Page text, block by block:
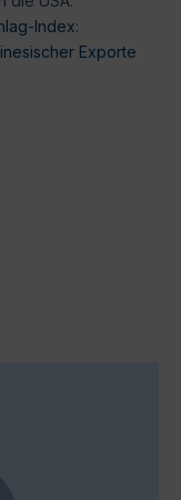
Index:
Exporte